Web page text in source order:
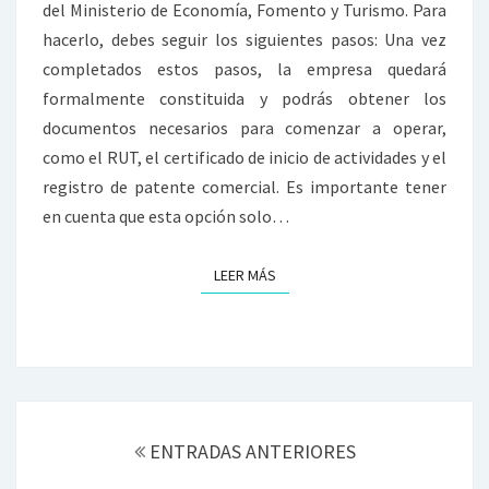
CHILE?
del Ministerio de Economía, Fomento y Turismo. Para
hacerlo, debes seguir los siguientes pasos: Una vez
completados estos pasos, la empresa quedará
formalmente constituida y podrás obtener los
documentos necesarios para comenzar a operar,
como el RUT, el certificado de inicio de actividades y el
registro de patente comercial. Es importante tener
en cuenta que esta opción solo…
LEER MÁSLEER MÁS
ENTRADAS ANTERIORES